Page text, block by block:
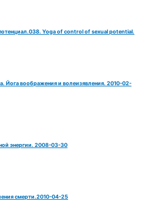
Yoga of control of sexual potential.
Йога воображения и волеизявления. 2010-02-
энергии. 2008-03-30
смерти.2010-04-25